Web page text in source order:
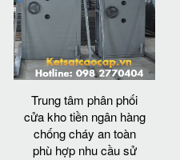
Trung tâm phân phối
cửa kho tiền ngân hàng
chống cháy an toàn
phù hợp nhu cầu sử